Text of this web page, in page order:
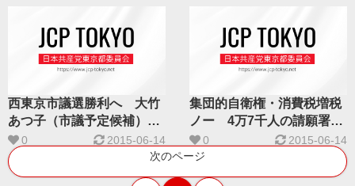
西東京市議選勝利へ 大竹
あつ子（市議予定候補）事
務所が「つどい」
0 2015-06-14
集団的自衛権・消費税増税
ノー 4万7千人の請願署名
提出
0
2015-06-14
次のページ